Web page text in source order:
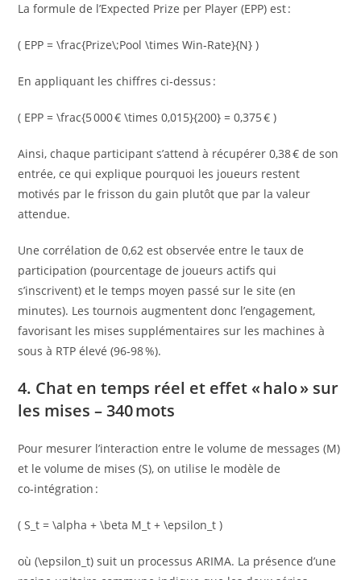
La formule de l’Expected Prize per Player (EPP) est :
( EPP = \frac{Prize\;Pool \times Win‑Rate}{N} )
En appliquant les chiffres ci‑dessus :
( EPP = \frac{5 000 € \times 0,015}{200} = 0,375 € )
Ainsi, chaque participant s’attend à récupérer 0,38 € de son
entrée, ce qui explique pourquoi les joueurs restent
motivés par le frisson du gain plutôt que par la valeur
attendue.
Une corrélation de 0,62 est observée entre le taux de
participation (pourcentage de joueurs actifs qui
s’inscrivent) et le temps moyen passé sur le site (en
minutes). Les tournois augmentent donc l’engagement,
favorisant les mises supplémentaires sur les machines à
sous à RTP élevé (96‑98 %).
4. Chat en temps réel et effet « halo » sur
les mises – 340 mots
Pour mesurer l’interaction entre le volume de messages (M)
et le volume de mises (S), on utilise le modèle de
co‑intégration :
( S_t = \alpha + \beta M_t + \epsilon_t )
où (\epsilon_t) suit un processus ARIMA. La présence d’une